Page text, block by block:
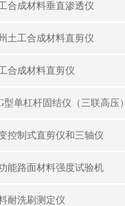
合成材料垂直渗透仪
土工合成材料直剪仪
合成材料直剪仪
型单杠杆固结仪（三联高压）
控制式直剪仪和三轴仪
能路面材料强度试验机
耐洗刷测定仪